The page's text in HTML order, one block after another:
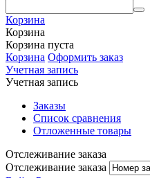
Корзина
Корзина
Корзина пуста
Корзина Оформить заказ
Учетная запись
Учетная запись
Заказы
Список сравнения
Отложенные товары
Отслеживание заказа
Отслеживание заказа